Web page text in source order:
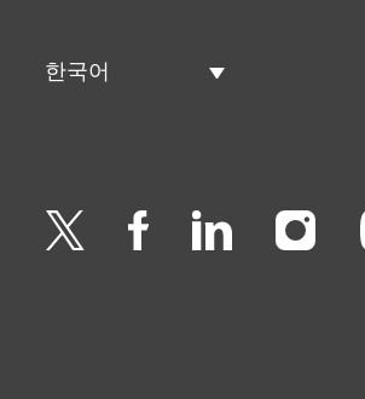
한국어